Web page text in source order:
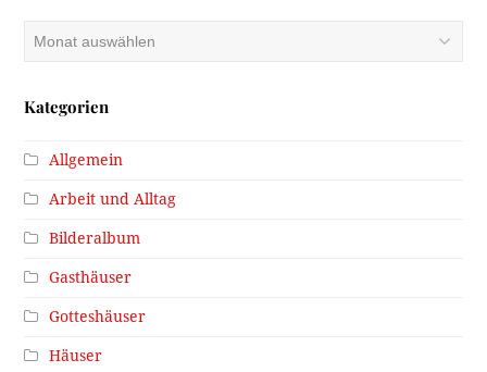
Kategorien
Allgemein
Arbeit und Alltag
Bilderalbum
Gasthäuser
Gotteshäuser
Häuser